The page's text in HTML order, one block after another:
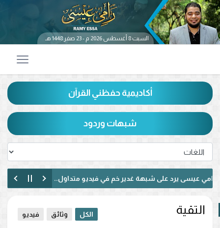
السبت 8 أغسطس 2026 م - 23 صفر 1448 هـ
أكاديمية حفظني القرآن
شبهات وردود
عيسى يرد على شبهة غدير خم في فيديو متداول.. ماذا قال عن حديث
التقية الكل وثائق فيديو